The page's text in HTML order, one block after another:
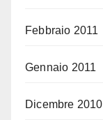
Febbraio 2011
Gennaio 2011
Dicembre 2010